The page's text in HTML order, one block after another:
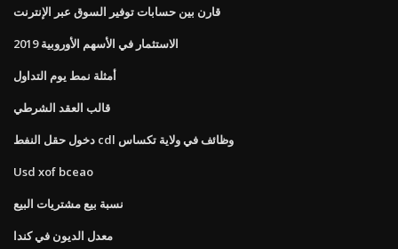
قارن بين حسابات توفير السوق عبر الإنترنت
الاستثمار في الأسهم الأوروبية 2019
أمثلة نمط يوم التداول
قالب العقد الشرطي
دخول حقل النفط cdl وظائف في ولاية تكساس
Usd xof bceao
نسبة بيع مشتريات البيع
معدل الديون في كندا